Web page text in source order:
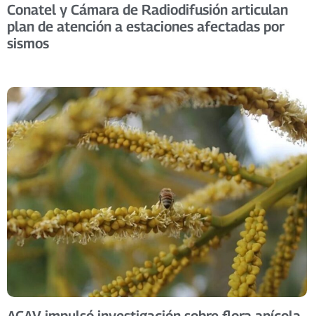
Conatel y Cámara de Radiodifusión articulan
plan de atención a estaciones afectadas por
sismos